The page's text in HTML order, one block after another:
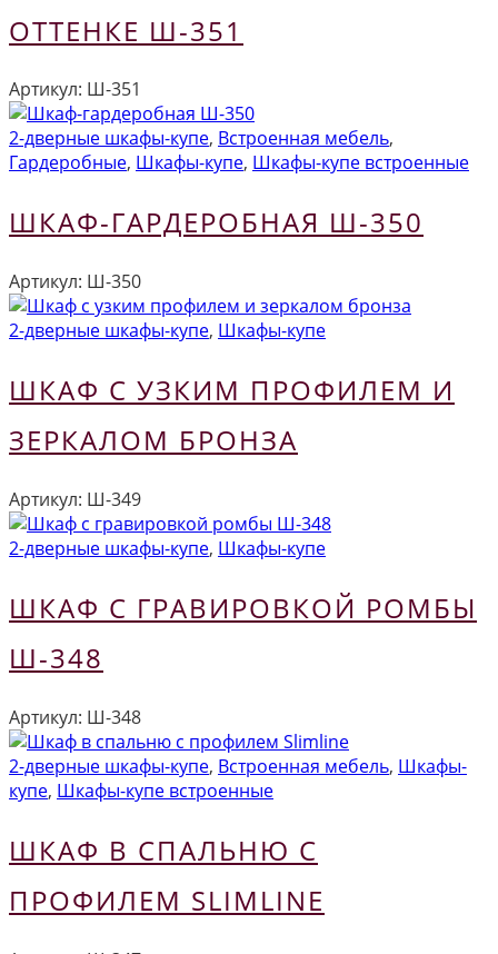
ОТТЕНКЕ Ш-351
Артикул: Ш-351
2-дверные шкафы-купе, Встроенная мебель,
Гардеробные, Шкафы-купе, Шкафы-купе встроенные
ШКАФ-ГАРДЕРОБНАЯ Ш-350
Артикул: Ш-350
2-дверные шкафы-купе, Шкафы-купе
ШКАФ С УЗКИМ ПРОФИЛЕМ И
ЗЕРКАЛОМ БРОНЗА
Артикул: Ш-349
2-дверные шкафы-купе, Шкафы-купе
ШКАФ С ГРАВИРОВКОЙ РОМБЫ
Ш-348
Артикул: Ш-348
2-дверные шкафы-купе, Встроенная мебель, Шкафы-
купе, Шкафы-купе встроенные
ШКАФ В СПАЛЬНЮ С
ПРОФИЛЕМ SLIMLINE